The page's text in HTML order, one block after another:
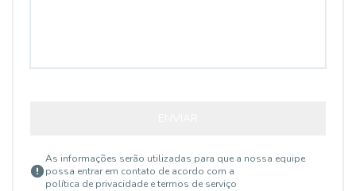
As informações serão utilizadas para que a nossa equipe
possa entrar em contato de acordo com a
política de privacidade e termos de serviço